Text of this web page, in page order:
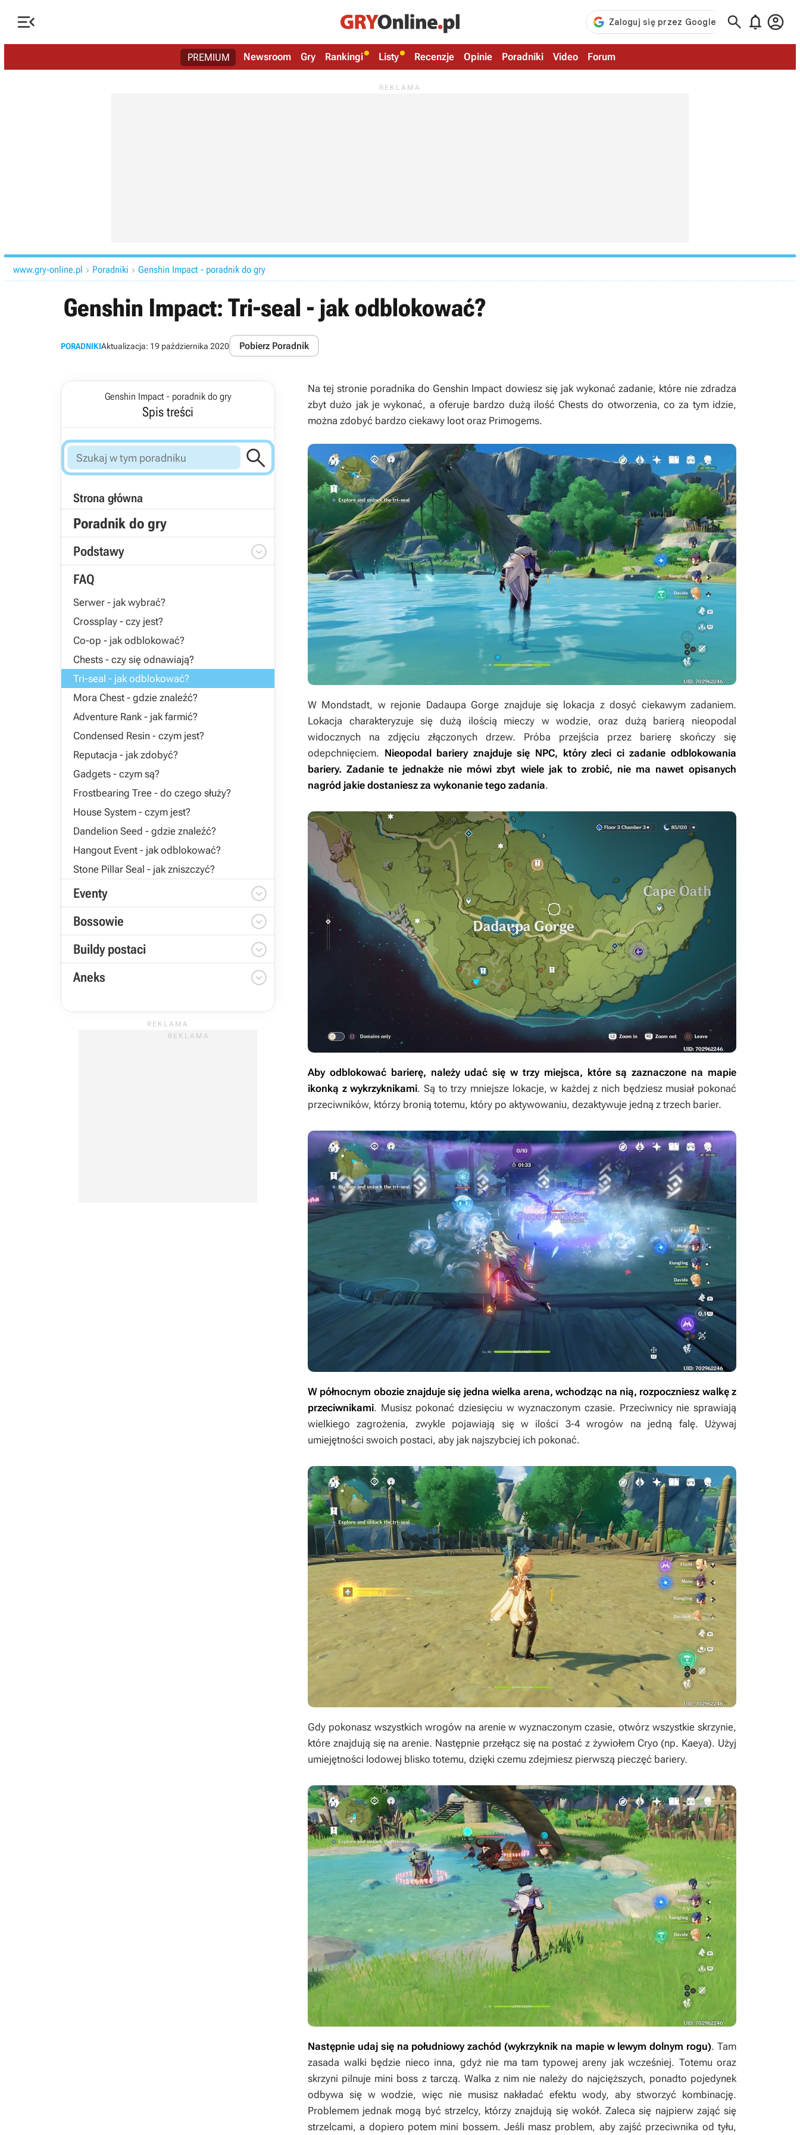
   
PREMIUM Newsroom Gry Rankingi Listy Recenzje Opinie Poradniki Video Forum
www.gry-online.pl  Poradniki  Genshin Impact - poradnik do gry
Genshin Impact: Tri-seal - jak odblokować?
PORADNIKIAktualizacja: 19 października 2020 Pobierz Poradnik
Genshin Impact - poradnik do gry
Spis treści

Strona główna
Poradnik do gry
Podstawy 
FAQ
Serwer - jak wybrać?
Crossplay - czy jest?
Co-op - jak odblokować?
Chests - czy się odnawiają?
Tri-seal - jak odblokować?
Mora Chest - gdzie znaleźć?
Adventure Rank - jak farmić?
Condensed Resin - czym jest?
Reputacja - jak zdobyć?
Gadgets - czym są?
Frostbearing Tree - do czego służy?
House System - czym jest?
Dandelion Seed - gdzie znaleźć?
Hangout Event - jak odblokować?
Stone Pillar Seal - jak zniszczyć?
Eventy 
Bossowie 
Buildy postaci 
Aneks 
Na tej stronie poradnika do Genshin Impact dowiesz się jak wykonać zadanie, które nie zdradza
zbyt dużo jak je wykonać, a oferuje bardzo dużą ilość Chests do otworzenia, co za tym idzie,
można zdobyć bardzo ciekawy loot oraz Primogems.
W Mondstadt, w rejonie Dadaupa Gorge znajduje się lokacja z dosyć ciekawym zadaniem.
Lokacja charakteryzuje się dużą ilością mieczy w wodzie, oraz dużą barierą nieopodal
widocznych na zdjęciu złączonych drzew. Próba przejścia przez barierę skończy się
odepchnięciem. Nieopodal bariery znajduje się NPC, który zleci ci zadanie odblokowania
bariery. Zadanie te jednakże nie mówi zbyt wiele jak to zrobić, nie ma nawet opisanych
nagród jakie dostaniesz za wykonanie tego zadania.
Aby odblokować barierę, należy udać się w trzy miejsca, które są zaznaczone na mapie
ikonką z wykrzyknikami. Są to trzy mniejsze lokacje, w każdej z nich będziesz musiał pokonać
przeciwników, którzy bronią totemu, który po aktywowaniu, dezaktywuje jedną z trzech barier.
W północnym obozie znajduje się jedna wielka arena, wchodząc na nią, rozpoczniesz walkę z
przeciwnikami. Musisz pokonać dziesięciu w wyznaczonym czasie. Przeciwnicy nie sprawiają
wielkiego zagrożenia, zwykle pojawiają się w ilości 3-4 wrogów na jedną falę. Używaj
umiejętności swoich postaci, aby jak najszybciej ich pokonać.
Gdy pokonasz wszystkich wrogów na arenie w wyznaczonym czasie, otwórz wszystkie skrzynie,
które znajdują się na arenie. Następnie przełącz się na postać z żywiołem Cryo (np. Kaeya). Użyj
umiejętności lodowej blisko totemu, dzięki czemu zdejmiesz pierwszą pieczęć bariery.
Następnie udaj się na południowy zachód (wykrzyknik na mapie w lewym dolnym rogu). Tam
zasada walki będzie nieco inna, gdyż nie ma tam typowej areny jak wcześniej. Totemu oraz
skrzyni pilnuje mini boss z tarczą. Walka z nim nie należy do najcięższych, ponadto pojedynek
odbywa się w wodzie, więc nie musisz nakładać efektu wody, aby stworzyć kombinację.
Problemem jednak mogą być strzelcy, którzy znajdują się wokół. Zaleca się najpierw zająć się
strzelcami, a dopiero potem mini bossem. Jeśli masz problem, aby zajść przeciwnika od tyłu,